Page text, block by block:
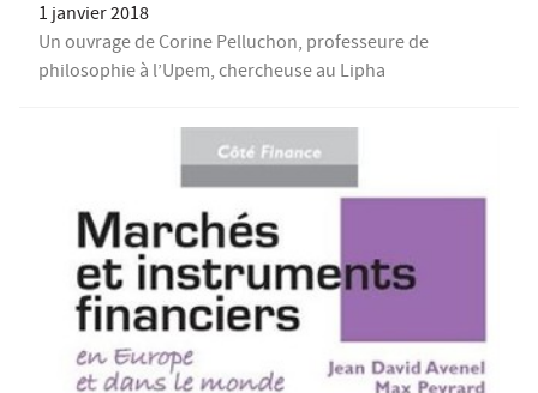
1 janvier 2018
Un ouvrage de Corine Pelluchon, professeure de
philosophie à l’Upem, chercheuse au Lipha